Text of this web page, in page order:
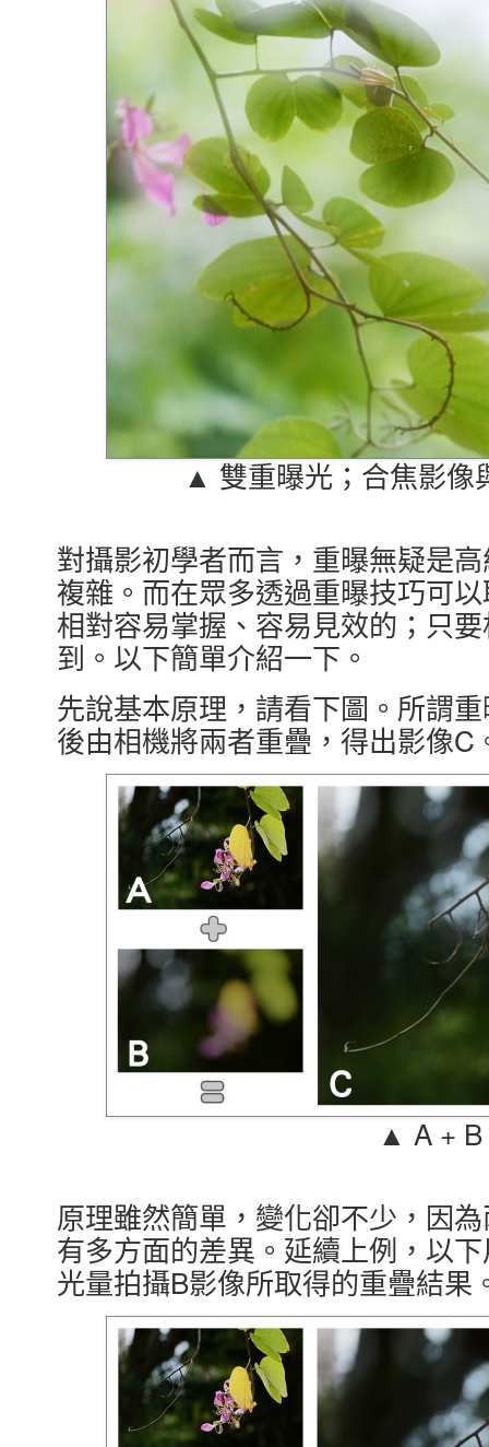
▲ 雙重曝光；合焦影像
對攝影初學者而言，重曝無疑是
複雜。而在眾多透過重曝技巧可
相對容易掌握、容易見效的；只
到。以下簡單介紹一下。
先說基本原理，請看下圖。所謂
後由相機將兩者重疊，得出影像C
▲ A + B
原理雖然簡單，變化卻不少，因
有多方面的差異。延續上例，以
光量拍攝B影像所取得的重疊結果